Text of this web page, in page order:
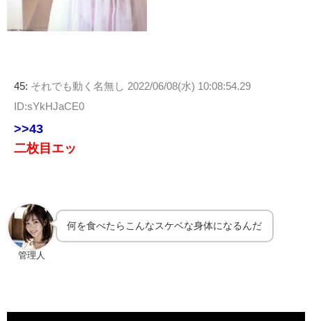
45: それでも動く名無し 2022/06/08(水) 10:08:54.29
ID:sYkHJaCE0
>>43
二枚目エッ
管理人
何を食べたらこんなスケベな身体になるんだ